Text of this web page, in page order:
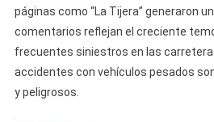
páginas como “La Tijera” generaron
comentarios reflejan el creciente
frecuentes siniestros en las
accidentes con vehículos pesados
y peligrosos.